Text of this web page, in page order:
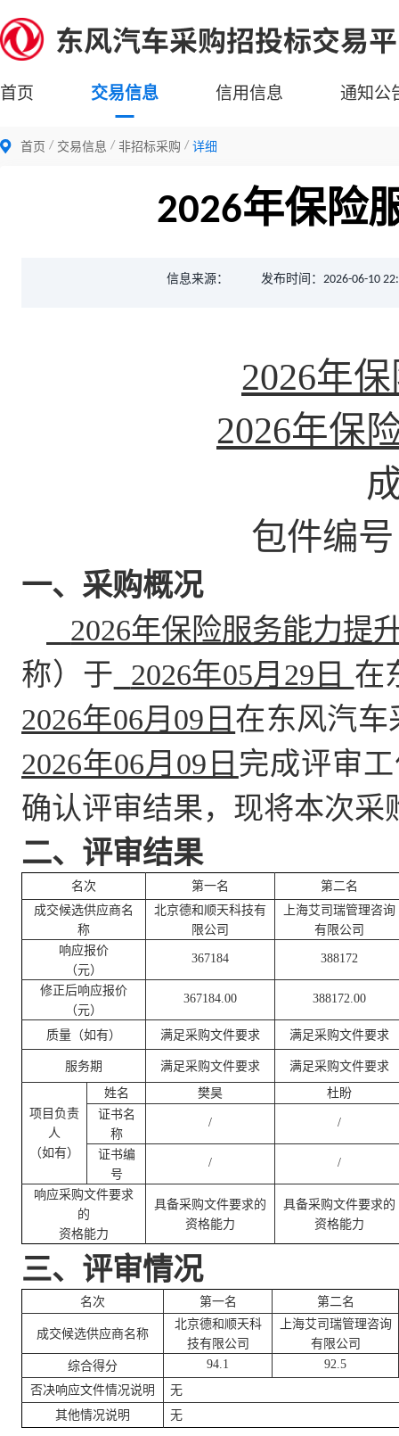
首页 交易信息 信用信息 通知公
首页 交易信息 非招标采购 详细
2026年保险
信息来源： 发布时间：2026-06-10
2026年
2026年保
包件编
一、采购概况
2026年保险服务能力提
称）于 2026年05月29日 在
2026年06月09日 在东风汽车
2026年06月09日 完成评审
确认评审结果，现将本次
二、评审结果
名次 第一名
第二名
成交候选供应商名
称
北京德和顺天科技有
限公司
上海艾司瑞管理咨询
有限公司
响应报价
（元）
367184 388172
修正后响应报价
（元）
367184.00 388172.00
质量（如有） 满足采购文件要求 满足采购文件要求
服务期 满足采购文件要求 满足采购文件要求
项目负责
人
（如有）
姓名 樊昊
杜盼
证书名
称
/ /
证书编
号
/ /
响应采购文件要求
的
资格能力
具备采购文件要求的
资格能力
具备采购文件要求的
资格能力
三、评审情况
名次 第一名 第二名
成交候选供应商名称
北京德和顺天科
技有限公司
上海艾司瑞管理咨询
有限公司
综合得分
94.1
92.5
否决响应文件情况说明
无
其他情况说明
无